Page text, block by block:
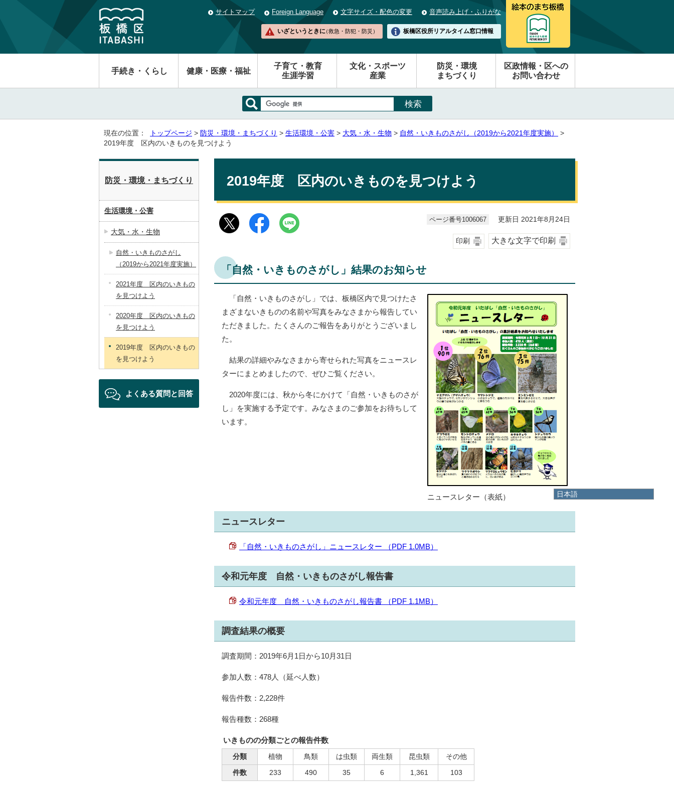
サイトマップ Foreign Language 文字サイズ・配色の変更 音声読み上げ・ふりがな
いざというときに（救急・防犯・防災） 板橋区役所リアルタイム窓口情報
日本語
手続き・くらし 健康・医療・福祉
子育て・教育
生涯学習
文化・スポーツ
産業
防災・環境
まちづくり
区政情報・区への
お問い合わせ
現在の位置： トップページ > 防災・環境・まちづくり > 生活環境・公害 > 大気・水・生物 > 自然・いきものさがし（2019から2021年度実施）
>
2019年度 区内のいきものを見つけよう
2019年度 区内のいきものを見つけよう
ページ番号1006067 更新日 2021年8月24日
印刷 大きな文字で印刷
「自然・いきものさがし」結果のお知らせ
ニュースレター（表紙）
「自然・いきものさがし」では、板橋区内で見つけたさ
まざまないきものの名前や写真をみなさまから報告してい
ただきました。たくさんのご報告をありがとうございまし
た。
結果の詳細やみなさまから寄せられた写真をニュースレ
ターにまとめましたので、ぜひご覧ください。
2020年度には、秋から冬にかけて「自然・いきものさが
し」を実施する予定です。みなさまのご参加をお待ちして
います。
ニュースレター
「自然・いきものさがし」ニュースレター （PDF 1.0MB）
令和元年度 自然・いきものさがし報告書
令和元年度 自然・いきものさがし報告書 （PDF 1.1MB）
調査結果の概要
調査期間：2019年6月1日から10月31日
参加人数：478人（延べ人数）
報告件数：2,228件
報告種数：268種
いきものの分類ごとの報告件数
分類 植物 鳥類 は虫類 両生類 昆虫類
その他
件数
233 490 35 6 1,361 103
防災・環境・まちづくり
生活環境・公害
大気・水・生物
自然・いきものさがし
（2019から2021年度実施）
2021年度 区内のいきもの
を見つけよう
2020年度 区内のいきもの
を見つけよう
2019年度 区内のいきもの
を見つけよう
よくある質問と回答